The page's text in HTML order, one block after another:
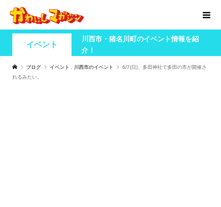
イベント
川西市・猪名川町のイベント情報を紹
介！
ブログ イベント 川西市のイベント
6/7(日)、多田神社で多田の市が開催さ
れるみたい。